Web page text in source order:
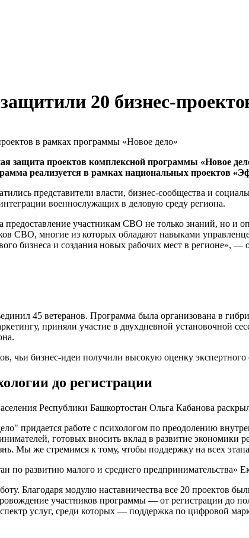
20 бизнес-
защита проектов комплексной программы «Новое
реализуется в рамках национальных проектов
представители власти, бизнес-сообщества и
военнослужащих в деловую среду региона.
участникам СВО не только знаний, но и
СВО, многие из которых обладают навыками
бизнеса и создания новых рабочих мест в регионе», —
45 ветеранов. Программа была организована в
приняли участие в двухдневной установочной
чьи бизнес-идеи получили высокую оценку экспертного
до регистрации
Республики Башкортостан Ольга Кабанова
придается работе с психологом по преодолению
готовых вносить вклад в развитие
Мы же стремимся к тому, чтобы поддержку на всех
по развитию малого и среднего предпринимательства»
Благодаря модулю наставничества все 20 проектов
участников программы — от регистрации до
услуг, среди которых — поддержка по цифровой